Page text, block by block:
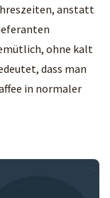
anstatt
ohne kalt
dass man
in normaler